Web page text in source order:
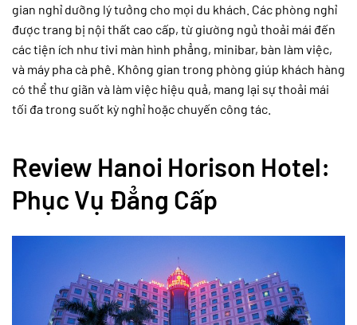
gian nghỉ dưỡng lý tưởng cho mọi du khách. Các phòng nghỉ
được trang bị nội thất cao cấp, từ giường ngủ thoải mái đến
các tiện ích như tivi màn hình phẳng, minibar, bàn làm việc,
và máy pha cà phê. Không gian trong phòng giúp khách hàng
có thể thư giãn và làm việc hiệu quả, mang lại sự thoải mái
tối đa trong suốt kỳ nghỉ hoặc chuyến công tác.
Review Hanoi Horison Hotel:
Phục Vụ Đẳng Cấp